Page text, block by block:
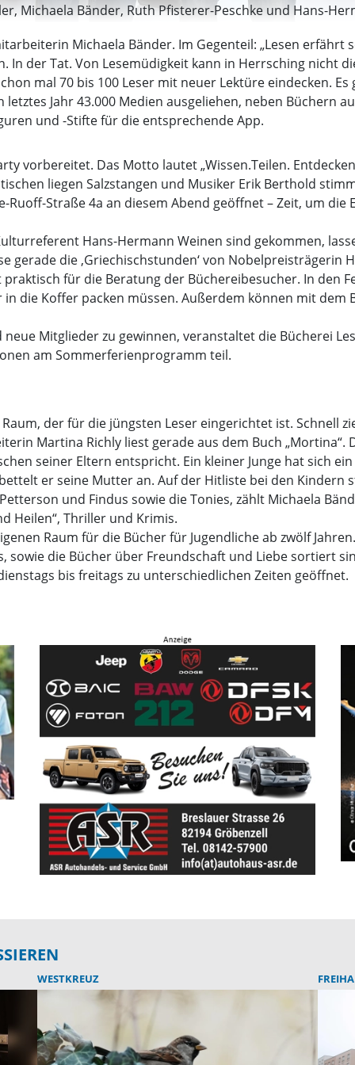
Michaela Bänder, Ruth Pfisterer-Peschke und Hans-
Michaela Bänder. Im Gegenteil: „Lesen erfährt
der Tat. Von Lesemüdigkeit kann in Herrsching nicht
mal 70 bis 100 Leser mit neuer Lektüre eindecken. Es
Jahr 43.000 Medien ausgeliehen, neben Büchern
und -Stifte für die entsprechende App.
vorbereitet. Das Motto lautet „Wissen.Teilen.
liegen Salzstangen und Musiker Erik Berthold
Straße 4a an diesem Abend geöffnet – Zeit, um
Hans-Hermann Weinen sind gekommen,
gerade die ‚Griechischstunden‘ von Nobelpreisträgerin
für die Beratung der Büchereibesucher. In den
die Koffer packen müssen. Außerdem können mit dem
Mitglieder zu gewinnen, veranstaltet die Bücherei
am Sommerferienprogramm teil.
der für die jüngsten Leser eingerichtet ist. Schnell
Martina Richly liest gerade aus dem Buch „Mortina“.
seiner Eltern entspricht. Ein kleiner Junge hat sich
er seine Mutter an. Auf der Hitliste bei den Kindern
und Findus sowie die Tonies, zählt Michaela
Heilen“, Thriller und Krimis.
Raum für die Bücher für Jugendliche ab zwölf
die Bücher über Freundschaft und Liebe sortiert
bis freitags zu unterschiedlichen Zeiten geöffnet.
WESTKREUZ